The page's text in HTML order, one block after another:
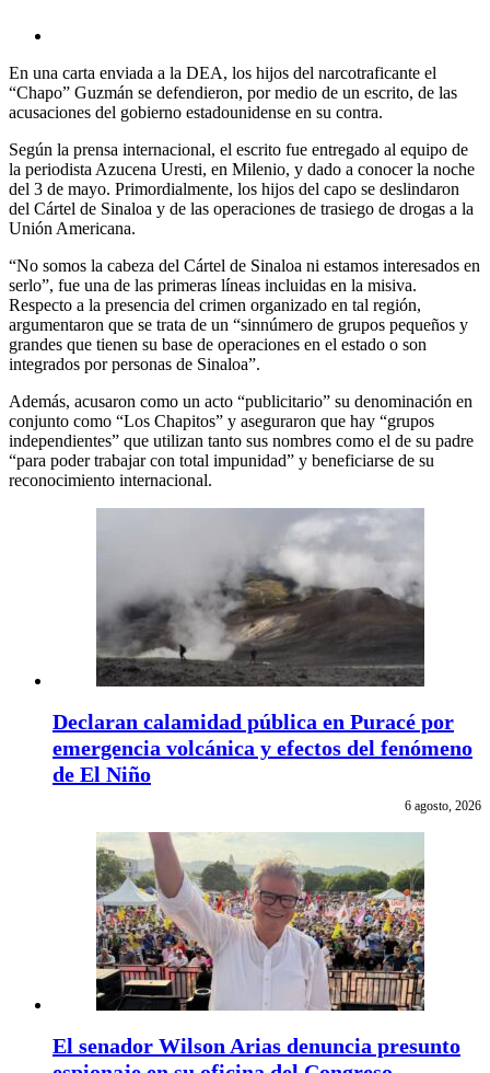
En una carta enviada a la DEA, los hijos del narcotraficante el
“Chapo” Guzmán se defendieron, por medio de un escrito, de las
acusaciones del gobierno estadounidense en su contra.
Según la prensa internacional, el escrito fue entregado al equipo de
la periodista Azucena Uresti, en Milenio, y dado a conocer la noche
del 3 de mayo. Primordialmente, los hijos del capo se deslindaron
del Cártel de Sinaloa y de las operaciones de trasiego de drogas a la
Unión Americana.
“No somos la cabeza del Cártel de Sinaloa ni estamos interesados en
serlo”, fue una de las primeras líneas incluidas en la misiva.
Respecto a la presencia del crimen organizado en tal región,
argumentaron que se trata de un “sinnúmero de grupos pequeños y
grandes que tienen su base de operaciones en el estado o son
integrados por personas de Sinaloa”.
Además, acusaron como un acto “publicitario” su denominación en
conjunto como “Los Chapitos” y aseguraron que hay “grupos
independientes” que utilizan tanto sus nombres como el de su padre
“para poder trabajar con total impunidad” y beneficiarse de su
reconocimiento internacional.
Declaran calamidad pública en Puracé por
emergencia volcánica y efectos del fenómeno
de El Niño
6 agosto, 2026
El senador Wilson Arias denuncia presunto